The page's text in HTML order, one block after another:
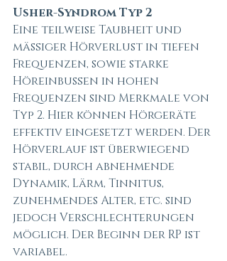
Usher-Syndrom Typ 2
Eine teilweise Taubheit und
mäßiger Hörverlust in tiefen
Frequenzen, sowie starke
Höreinbußen in hohen
Frequenzen sind Merkmale von
Typ 2. Hier können Hörgeräte
effektiv eingesetzt werden. Der
Hörverlauf ist überwiegend
stabil, durch abnehmende
Dynamik, Lärm, Tinnitus,
zunehmendes Alter, etc. sind
jedoch Verschlechterungen
möglich. Der Beginn der RP ist
variabel.